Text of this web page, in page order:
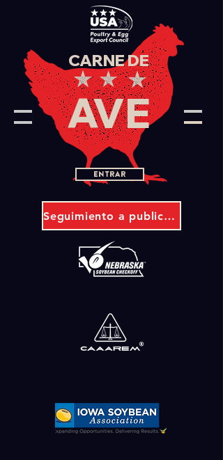
AVE
Entrar
CARNE DE
Seguimiento a publicaciones PACIC